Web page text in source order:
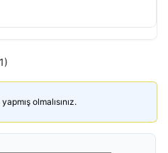
olmalısınız.